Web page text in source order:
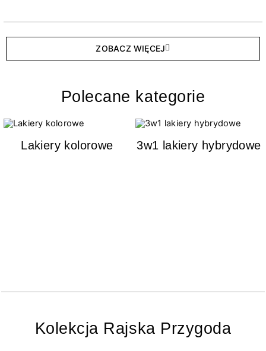
ZOBACZ WIĘCEJ
Polecane kategorie
Lakiery kolorowe 3w1 lakiery hybrydowe
Kolekcja Rajska Przygoda